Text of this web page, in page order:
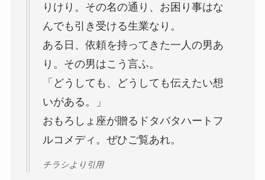
りけり。その名の通り、お困り事はな
んでも引き受ける生業なり。
ある日、依頼を持ってきた一人の男あ
り。その男はこう言ふ。
「どうしても、どうしても伝えたい想
いがある。」
おもろしょ座が贈るドタバタハートフ
ルコメディ。ぜひご覧あれ。
チラシより引用